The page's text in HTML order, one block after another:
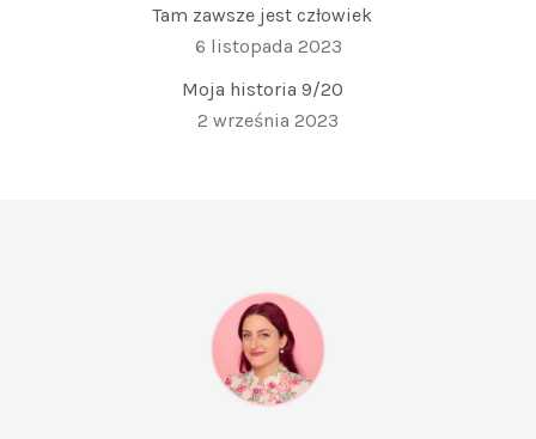
Tam zawsze jest człowiek
6 listopada 2023
Moja historia 9/20
2 września 2023